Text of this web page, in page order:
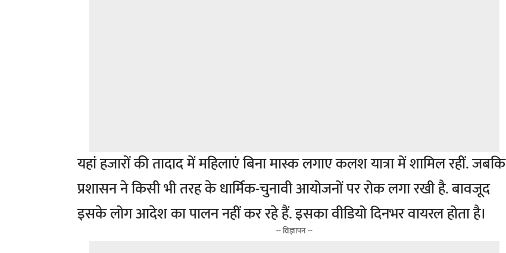
यहां हजारों की तादाद में महिलाएं बिना मास्क लगाए कलश यात्रा में शामिल रहीं. जबकि
प्रशासन ने किसी भी तरह के धार्मिक-चुनावी आयोजनों पर रोक लगा रखी है. बावजूद
इसके लोग आदेश का पालन नहीं कर रहे हैं. इसका वीडियो दिनभर वायरल होता है।
-- विज्ञापन --